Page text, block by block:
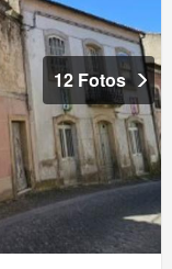
12 Fotos